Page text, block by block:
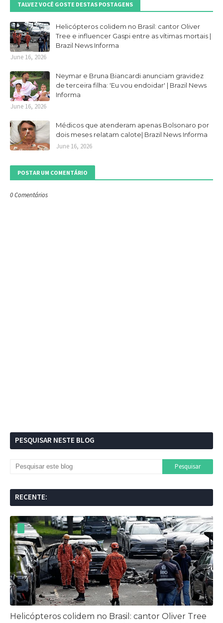
TALVEZ VOCÊ GOSTE DESTAS POSTAGENS
Helicópteros colidem no Brasil: cantor Oliver
Tree e influencer Gaspi entre as vítimas mortais |
Brazil News Informa
June 16, 2026
Neymar e Bruna Biancardi anunciam gravidez
de terceira filha: 'Eu vou endoidar' | Brazil News
Informa
June 16, 2026
Médicos que atenderam apenas Bolsonaro por
dois meses relatam calote| Brazil News Informa
June 16, 2026
POSTAR UM COMENTÁRIO
0 Comentários
PESQUISAR NESTE BLOG
RECENTE:
Helicópteros colidem no Brasil: cantor Oliver Tree